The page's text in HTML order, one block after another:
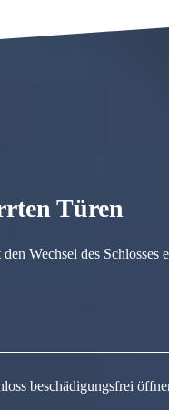
Türen
Wechsel des Schlosses
beschädigungsfrei